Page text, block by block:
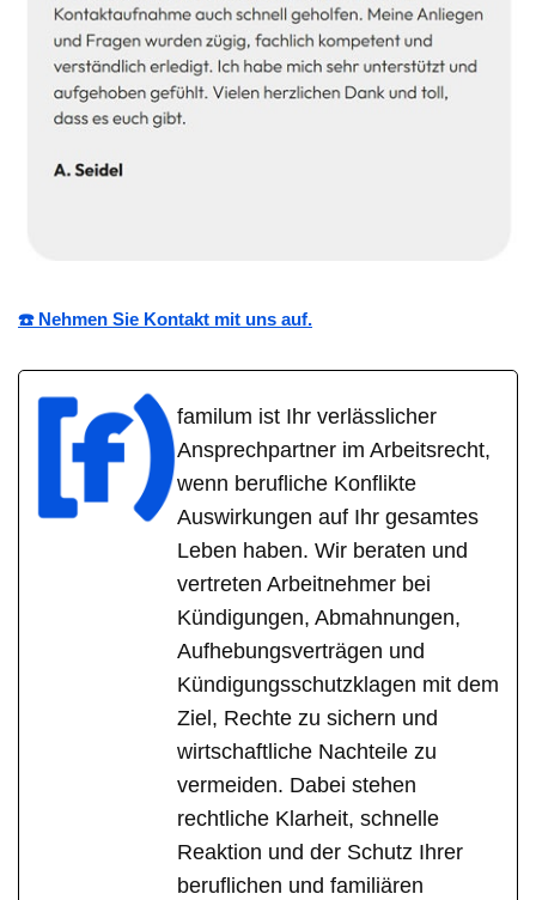
☎️ Nehmen Sie Kontakt mit uns auf.
familum ist Ihr verlässlicher
Ansprechpartner im Arbeitsrecht,
wenn berufliche Konflikte
Auswirkungen auf Ihr gesamtes
Leben haben. Wir beraten und
vertreten Arbeitnehmer bei
Kündigungen, Abmahnungen,
Aufhebungsverträgen und
Kündigungsschutzklagen mit dem
Ziel, Rechte zu sichern und
wirtschaftliche Nachteile zu
vermeiden. Dabei stehen
rechtliche Klarheit, schnelle
Reaktion und der Schutz Ihrer
beruflichen und familiären